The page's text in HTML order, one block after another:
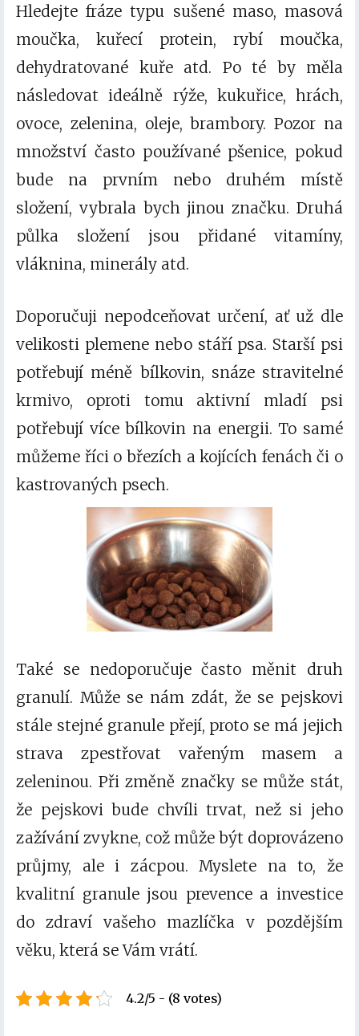
Hledejte fráze typu sušené maso, masová
moučka, kuřecí protein, rybí moučka,
dehydratované kuře atd. Po té by měla
následovat ideálně rýže, kukuřice, hrách,
ovoce, zelenina, oleje,brambory. Pozor na
množství často používané pšenice, pokud
bude na prvním nebo druhém místě
složení, vybrala bych jinou značku. Druhá
půlka složení jsou přidané vitamíny,
vláknina, minerály atd.
Doporučuji nepodceňovat určení, ať už dle
velikosti plemene nebo stáří psa. Starší psi
potřebují méně bílkovin, snáze stravitelné
krmivo, oproti tomu aktivní mladí psi
potřebují více bílkovin na energii. To samé
můžeme říci o březích a kojících fenách či o
kastrovaných psech.
Také se nedoporučuje často měnit druh
granulí. Může se nám zdát, že se pejskovi
stále stejné granule přejí, proto se má jejich
strava zpestřovat vařeným masem a
zeleninou. Při změně značky se může stát,
že pejskovi bude chvíli trvat, než si jeho
zažívání zvykne, což může být doprovázeno
průjmy, ale i zácpou. Myslete na to, že
kvalitní granule jsou prevence a investice
do zdraví vašeho mazlíčka v pozdějším
věku, která se Vám vrátí.
4.2/5 - (8 votes)